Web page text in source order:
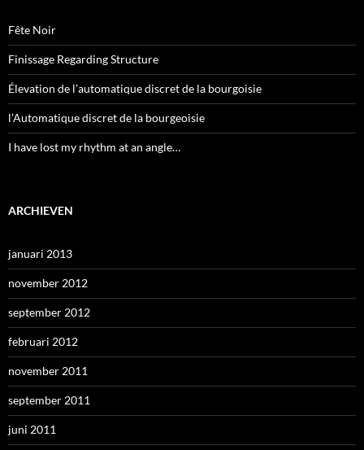
Fête Noir
Finissage Regarding Structure
Élevation de l’automatique discret de la bourgoisie
l’Automatique discret de la bourgeoisie
I have lost my rhythm at an angle…
ARCHIEVEN
januari 2013
november 2012
september 2012
februari 2012
november 2011
september 2011
juni 2011